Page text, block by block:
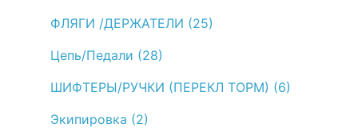
ФЛЯГИ /ДЕРЖАТЕЛИ (25)
Цепь/Педали (28)
ШИФТЕРЫ/РУЧКИ (ПЕРЕКЛ ТОРМ) (6)
Экипировка (2)